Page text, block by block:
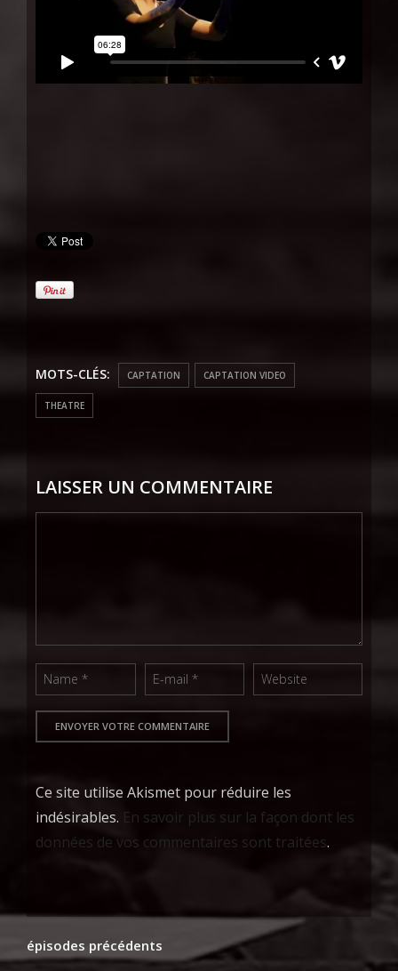
MOTS-CLÉS: CAPTATION CAPTATION VIDEO
THEATRE
LAISSER UN COMMENTAIRE
Ce site utilise Akismet pour réduire les
indésirables. En savoir plus sur la façon dont les
données de vos commentaires sont traitées.
épisodes précédents